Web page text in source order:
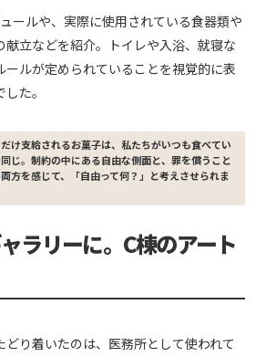
ールや、実際に使用されている食器類や
献立などを紹介。トイレや入浴、就寝な
ールが定められていることを視覚的に表
た。
け支給されるお菓子は、私たちがいつも食べてい
じ。制約の中にある自由な側面と、罪を償うこと
方を感じて、「自由って何？」と考えさせられま
ラリーに。C棟のアート
り着いたのは、医務所として使われて